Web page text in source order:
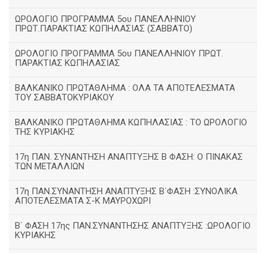
ΩΡΟΛΟΓΙΟ ΠΡΟΓΡΑΜΜΑ 5ου ΠΑΝΕΛΛΗΝΙΟΥ
ΠΡΩΤ.ΠΑΡΑΚΤΙΑΣ ΚΩΠΗΛΑΣΙΑΣ (ΣΑΒΒΑΤΟ)
ΩΡΟΛΟΓΙΟ ΠΡΟΓΡΑΜΜΑ 5ου ΠΑΝΕΛΛΗΝΙΟΥ ΠΡΩΤ.
ΠΑΡΑΚΤΙΑΣ ΚΩΠΗΛΑΣΙΑΣ
ΒΑΛΚΑΝΙΚΟ ΠΡΩΤΑΘΛΗΜΑ : ΟΛΑ ΤΑ ΑΠΟΤΕΛΕΣΜΑΤΑ
ΤΟΥ ΣΑΒΒΑΤΟΚΥΡΙΑΚΟΥ
ΒΑΛΚΑΝΙΚΟ ΠΡΩΤΑΘΛΗΜΑ ΚΩΠΗΛΑΣΙΑΣ : ΤΟ ΩΡΟΛΟΓΙΟ
ΤΗΣ ΚΥΡΙΑΚΗΣ
17η ΠΑΝ. ΣΥΝΑΝΤΗΣΗ ΑΝΑΠΤΥΞΗΣ Β ΦΑΣΗ: Ο ΠΙΝΑΚΑΣ
ΤΩΝ ΜΕΤΑΛΛΙΩΝ
17η ΠΑΝ.ΣΥΝΑΝΤΗΣΗ ΑΝΑΠΤΥΞΗΣ Β΄ΦΑΣΗ :ΣΥΝΟΛΙΚΑ
ΑΠΟΤΕΛΕΣΜΑΤΑ Σ-Κ ΜΑΥΡΟΧΩΡΙ
B΄ ΦΑΣΗ 17ης ΠΑΝ.ΣΥΝΑΝΤΗΣΗΣ ΑΝΑΠΤΥΞΗΣ :ΩΡΟΛΟΓΙΟ
ΚΥΡΙΑΚΗΣ